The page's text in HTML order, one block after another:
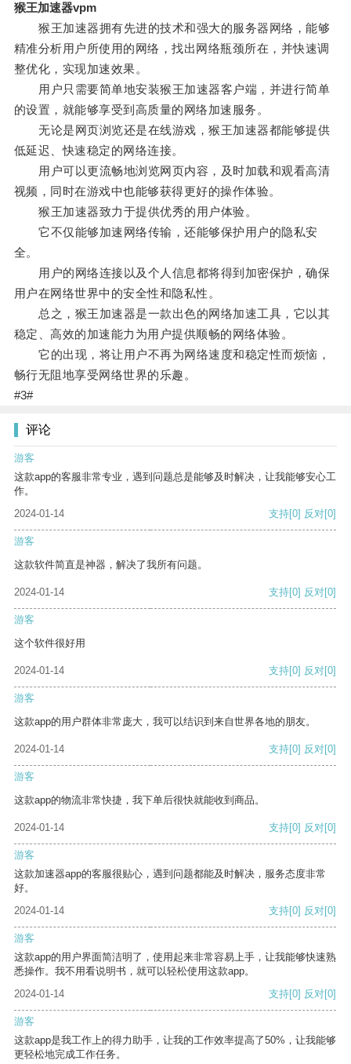
猴王加速器vpm
猴王加速器拥有先进的技术和强大的服务器网络，能够
精准分析用户所使用的网络，找出网络瓶颈所在，并快速调
整优化，实现加速效果。
用户只需要简单地安装猴王加速器客户端，并进行简单
的设置，就能够享受到高质量的网络加速服务。
无论是网页浏览还是在线游戏，猴王加速器都能够提供
低延迟、快速稳定的网络连接。
用户可以更流畅地浏览网页内容，及时加载和观看高清
视频，同时在游戏中也能够获得更好的操作体验。
猴王加速器致力于提供优秀的用户体验。
它不仅能够加速网络传输，还能够保护用户的隐私安
全。
用户的网络连接以及个人信息都将得到加密保护，确保
用户在网络世界中的安全性和隐私性。
总之，猴王加速器是一款出色的网络加速工具，它以其
稳定、高效的加速能力为用户提供顺畅的网络体验。
它的出现，将让用户不再为网络速度和稳定性而烦恼，
畅行无阻地享受网络世界的乐趣。
#3#
评论
游客
这款app的客服非常专业，遇到问题总是能够及时解决，让我能够安心工
作。
2024-01-14
支持[0] 反对[0]
游客
这款软件简直是神器，解决了我所有问题。
2024-01-14 支持[0] 反对[0]
游客
这个软件很好用
2024-01-14 支持[0] 反对[0]
游客
这款app的用户群体非常庞大，我可以结识到来自世界各地的朋友。
2024-01-14 支持[0] 反对[0]
游客
这款app的物流非常快捷，我下单后很快就能收到商品。
2024-01-14 支持[0] 反对[0]
游客
这款加速器app的客服很贴心，遇到问题都能及时解决，服务态度非常
好。
2024-01-14
支持[0] 反对[0]
游客
这款app的用户界面简洁明了，使用起来非常容易上手，让我能够快速熟
悉操作。我不用看说明书，就可以轻松使用这款app。
2024-01-14
支持[0] 反对[0]
游客
这款app是我工作上的得力助手，让我的工作效率提高了50%，让我能够
更轻松地完成工作任务。